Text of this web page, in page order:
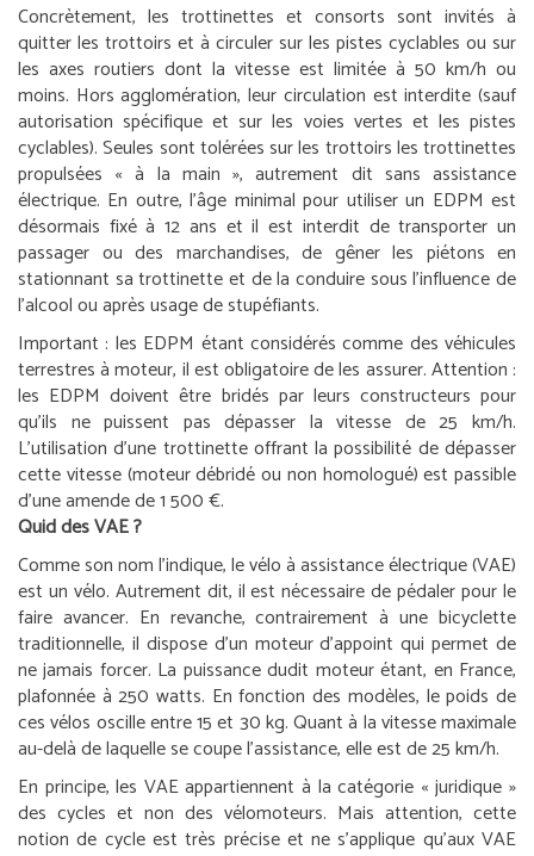
Concrètement, les trottinettes et consorts sont invités à
quitter les trottoirs et à circuler sur les pistes cyclables ou sur
les axes routiers dont la vitesse est limitée à 50 km/h ou
moins. Hors agglomération, leur circulation est interdite (sauf
autorisation spécifique et sur les voies vertes et les pistes
cyclables). Seules sont tolérées sur les trottoirs les trottinettes
propulsées « à la main », autrement dit sans assistance
électrique. En outre, l’âge minimal pour utiliser un EDPM est
désormais fixé à 12 ans et il est interdit de transporter un
passager ou des marchandises, de gêner les piétons en
stationnant sa trottinette et de la conduire sous l’influence de
l’alcool ou après usage de stupéfiants.
Important : les EDPM étant considérés comme des véhicules
terrestres à moteur, il est obligatoire de les assurer.Attention :
les EDPM doivent être bridés par leurs constructeurs pour
qu’ils ne puissent pas dépasser la vitesse de 25 km/h.
L’utilisation d’une trottinette offrant la possibilité de dépasser
cette vitesse (moteur débridé ou non homologué) est passible
d’une amende de 1 500 €.
Quid des VAE ?
Comme son nom l’indique, le vélo à assistance électrique (VAE)
est un vélo. Autrement dit, il est nécessaire de pédaler pour le
faire avancer. En revanche, contrairement à une bicyclette
traditionnelle, il dispose d’un moteur d’appoint qui permet de
ne jamais forcer. La puissance dudit moteur étant, en France,
plafonnée à 250 watts. En fonction des modèles, le poids de
ces vélos oscille entre 15 et 30 kg. Quant à la vitesse maximale
au-delà de laquelle se coupe l’assistance, elle est de 25 km/h.
En principe, les VAE appartiennent à la catégorie « juridique »
des cycles et non des vélomoteurs. Mais attention, cette
notion de cycle est très précise et ne s’applique qu’aux VAE